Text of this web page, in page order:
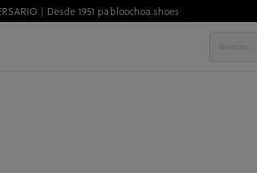
| Desde 1951 pabloochoa.shoes